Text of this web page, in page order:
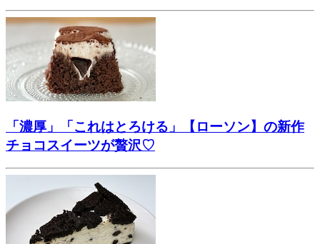
「濃厚」「これはとろける」【ローソン】の新作
チョコスイーツが贅沢♡